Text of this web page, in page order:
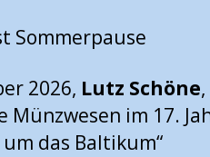
Sommerpause
2026, Lutz Schöne
Münzwesen im 17.
das Baltikum“